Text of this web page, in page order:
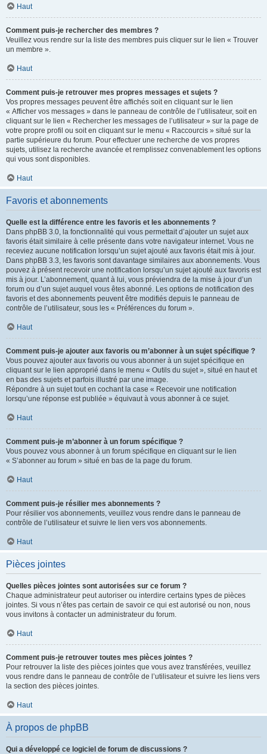
Haut
Comment puis-je rechercher des membres ?
Veuillez vous rendre sur la liste des membres puis cliquer sur le lien « Trouver
un membre ».
Haut
Comment puis-je retrouver mes propres messages et sujets ?
Vos propres messages peuvent être affichés soit en cliquant sur le lien
« Afficher vos messages » dans le panneau de contrôle de l’utilisateur, soit en
cliquant sur le lien « Rechercher les messages de l’utilisateur » sur la page de
votre propre profil ou soit en cliquant sur le menu « Raccourcis » situé sur la
partie supérieure du forum. Pour effectuer une recherche de vos propres
sujets, utilisez la recherche avancée et remplissez convenablement les options
qui vous sont disponibles.
Haut
Favoris et abonnements
Quelle est la différence entre les favoris et les abonnements ?
Dans phpBB 3.0, la fonctionnalité qui vous permettait d’ajouter un sujet aux
favoris était similaire à celle présente dans votre navigateur internet. Vous ne
receviez aucune notification lorsqu’un sujet ajouté aux favoris était mis à jour.
Dans phpBB 3.3, les favoris sont davantage similaires aux abonnements. Vous
pouvez à présent recevoir une notification lorsqu’un sujet ajouté aux favoris est
mis à jour. L’abonnement, quant à lui, vous préviendra de la mise à jour d’un
forum ou d’un sujet auquel vous êtes abonné. Les options de notification des
favoris et des abonnements peuvent être modifiés depuis le panneau de
contrôle de l’utilisateur, sous les « Préférences du forum ».
Haut
Comment puis-je ajouter aux favoris ou m’abonner à un sujet spécifique ?
Vous pouvez ajouter aux favoris ou vous abonner à un sujet spécifique en
cliquant sur le lien approprié dans le menu « Outils du sujet », situé en haut et
en bas des sujets et parfois illustré par une image.
Répondre à un sujet tout en cochant la case « Recevoir une notification
lorsqu’une réponse est publiée » équivaut à vous abonner à ce sujet.
Haut
Comment puis-je m’abonner à un forum spécifique ?
Vous pouvez vous abonner à un forum spécifique en cliquant sur le lien
« S’abonner au forum » situé en bas de la page du forum.
Haut
Comment puis-je résilier mes abonnements ?
Pour résilier vos abonnements, veuillez vous rendre dans le panneau de
contrôle de l’utilisateur et suivre le lien vers vos abonnements.
Haut
Pièces jointes
Quelles pièces jointes sont autorisées sur ce forum ?
Chaque administrateur peut autoriser ou interdire certains types de pièces
jointes. Si vous n’êtes pas certain de savoir ce qui est autorisé ou non, nous
vous invitons à contacter un administrateur du forum.
Haut
Comment puis-je retrouver toutes mes pièces jointes ?
Pour retrouver la liste des pièces jointes que vous avez transférées, veuillez
vous rendre dans le panneau de contrôle de l’utilisateur et suivre les liens vers
la section des pièces jointes.
Haut
À propos de phpBB
Qui a développé ce logiciel de forum de discussions ?